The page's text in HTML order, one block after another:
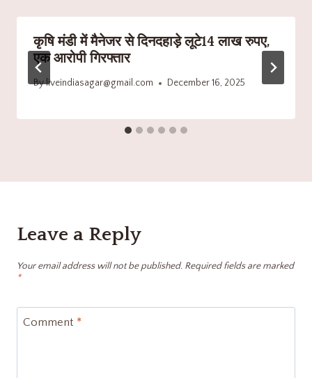
कृषि मंडी में मैनेजर से दिनदहाड़े लूटे14 लाख रुपए,
एक आरोपी गिरफ्तार
Byliveindiasagar@gmail.com December 16, 2025
Leave a Reply
Your email address will not be published. Required fields are marked
*
Comment *